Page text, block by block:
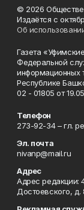
© 2026
Издаётся с
Об
Газета
Федеральной
информационных
Республике
02 - 01805 от
Телефон
273-92-34 – гл.
Эл. почта
nivanp@mail.ru
Адрес
Адрес редакции:
Достоевского, д.